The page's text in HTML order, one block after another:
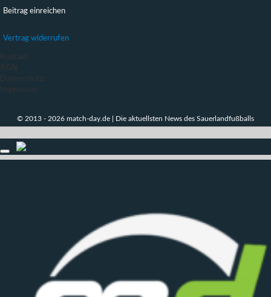
Beitrag einreichen
Vertrag widerrufen
Kontakt
AGN
Datenschutz
Impressum
© 2013 - 2026 match-day.de | Die aktuellsten News des Sauerlandfußballs